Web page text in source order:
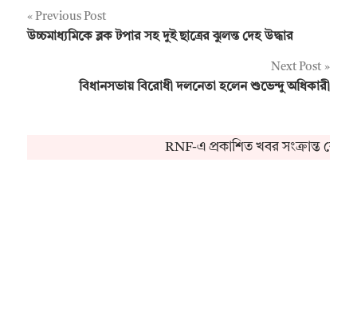
Post
Previous Post
উচ্চমাধ্যমিকে ব্লক টপার সহ দুই ছাত্রের ঝুলন্ত দেহ উদ্ধার
Next Post
বিধানসভায় বিরোধী দলনেতা হলেন শুভেন্দু অধিকারী
RNF-এ প্রকাশিত খবর সংক্রান্ত